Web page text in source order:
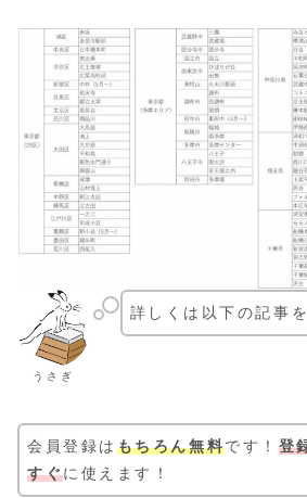
うさぎ
詳しくは以下の記事
会員登録は もちろん無料です！ 登
すぐに使えます！